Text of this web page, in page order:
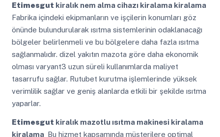
Etimesgut kiralık nem alma cihazı kiralama kiralama
Fabrika içindeki ekipmanların ve işçilerin konumları göz
önünde bulundurularak ısıtma sistemlerinin odaklanacağı
bölgeler belirlenmeli ve bu bölgelere daha fazla ısıtma
sağlanmalıdır. dizel yakıtın mazota göre daha ekonomik
olması varyant3 uzun süreli kullanımlarda maliyet
tasarrufu sağlar. Rutubet kurutma işlemlerinde yüksek
verimlilik sağlar ve geniş alanlarda etkili bir şekilde ısıtma
yaparlar.
Etimesgut kiralık mazotlu ısıtma makinesi kiralama
kiralama Bu hizmet kapsamında müşterilere optimal